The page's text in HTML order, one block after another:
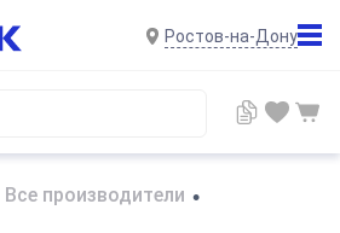
Ростов-на-Дону
Все производители •